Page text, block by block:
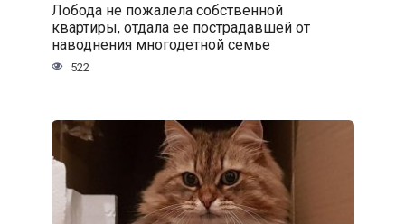
Лобода не пожалела собственной
квартиры, отдала ее пострадавшей от
наводнения многодетной семье
522